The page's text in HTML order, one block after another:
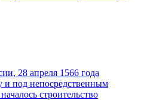
28 апреля 1566 года
и под непосредственным
строительство